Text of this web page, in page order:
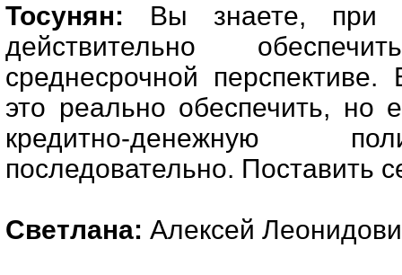
Тосунян: Вы знаете, при
действительно
среднесрочной
это реально обеспечить, но
кредитно-денежную
последовательно. Поставить
Светлана: Алексей